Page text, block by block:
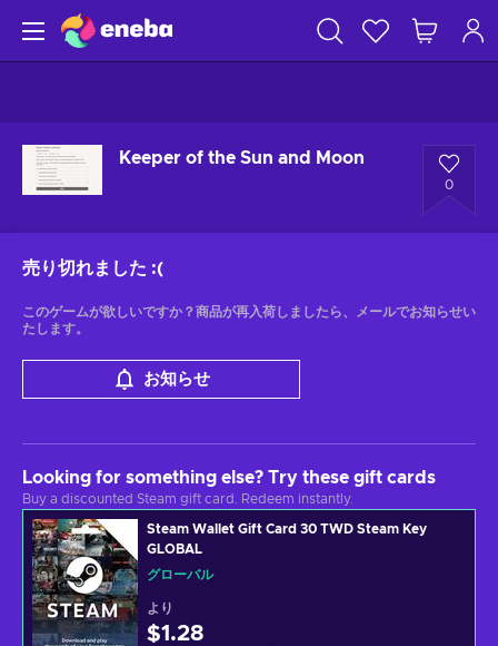
Keeper of the Sun and Moon
0
売り切れました :(
このゲームが欲しいですか？商品が再入荷しましたら、メールでお知らせい
たします。
お知らせ
Looking for something else? Try these gift cards
Buy a discounted Steam gift card. Redeem instantly.
Steam Wallet Gift Card 30 TWD Steam Key
GLOBAL
グローバル
より
$1.28